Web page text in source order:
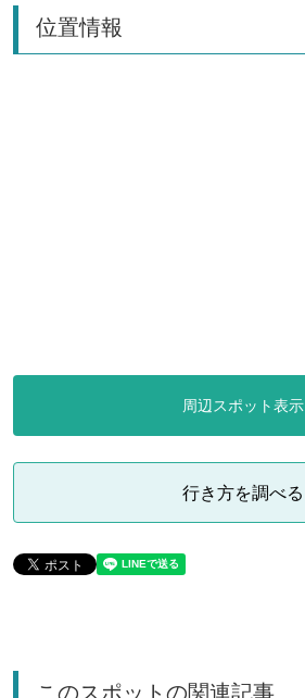
位置情報
周辺スポット表示
行き方を調べる
このスポットの関連記事